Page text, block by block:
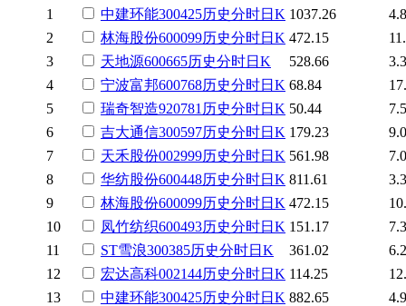
1
中建环能300425历史分时日K 1037.26
2
林海股份600099历史分时日K 472.15
3
天地源600665历史分时日K 528.66
4
宁波富邦600768历史分时日K 68.84
5
瑞奇智造920781 历史分时日K 50.44
6
吉大通信300597历史分时日K 179.23
7
天禾股份002999历史分时日K 561.98
8
华纺股份600448历史分时日K 811.61
9
林海股份600099历史分时日K 472.15
10
凤竹纺织600493历史分时日K 151.17
11
ST雪浪300385历史分时日K 361.02
12
宏达高科002144历史分时日K 114.25
13
中建环能300425历史分时日K 882.65